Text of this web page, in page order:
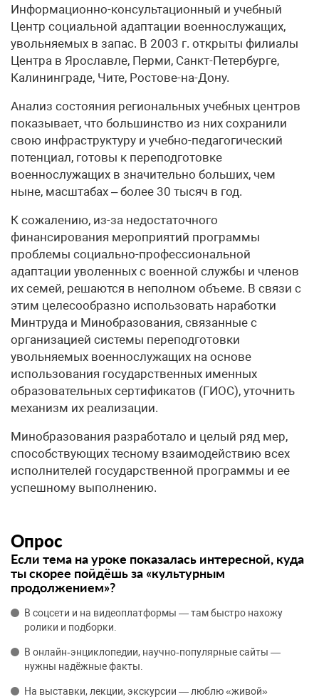
Информационно-консультационный и учебный
Центр социальной адаптации военнослужащих,
увольняемых в запас. В 2003 г. открыты филиалы
Центра в Ярославле, Перми, Санкт-Петербурге,
Калининграде, Чите, Ростове-на-Дону.
Анализ состояния региональных учебных центров
показывает, что большинство из них сохранили
свою инфраструктуру и учебно-педагогический
потенциал, готовы к переподготовке
военнослужащих в значительно больших, чем
ныне, масштабах – более 30 тысяч в год.
К сожалению, из-за недостаточного
финансирования мероприятий программы
проблемы социально-профессиональной
адаптации уволенных с военной службы и членов
их семей, решаются в неполном объеме. В связи с
этим целесообразно использовать наработки
Минтруда и Минобразования, связанные с
организацией системы переподготовки
увольняемых военнослужащих на основе
использования государственных именных
образовательных сертификатов (ГИОС), уточнить
механизм их реализации.
Минобразования разработало и целый ряд мер,
способствующих тесному взаимодействию всех
исполнителей государственной программы и ее
успешному выполнению.
Опрос
Если тема на уроке показалась интересной, куда
ты скорее пойдёшь за «культурным
продолжением»?
В соцсети и на видеоплатформы — там быстро нахожу
ролики и подборки.
В онлайн‑энциклопедии, научно‑популярные сайты —
нужны надёжные факты.
На выставки, лекции, экскурсии — люблю «живой»